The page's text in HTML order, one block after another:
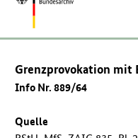
Grenzprovokation mit
Info Nr. 889/64
Quelle